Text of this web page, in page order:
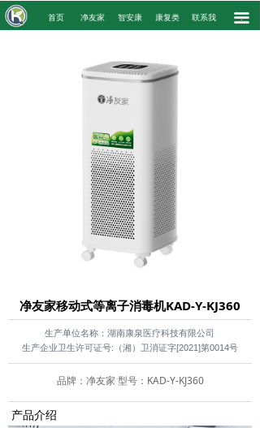
끀
. 首页 净友家 智安康 康复类 联系我 .
净友家移动式等离子消毒机KAD-Y-KJ360
生产单位名称：湖南康泉医疗科技有限公司
生产企业卫生许可证号:（湘）卫消证字[2021]第0014号
品牌：净友家 型号：KAD-Y-KJ360
产品介绍